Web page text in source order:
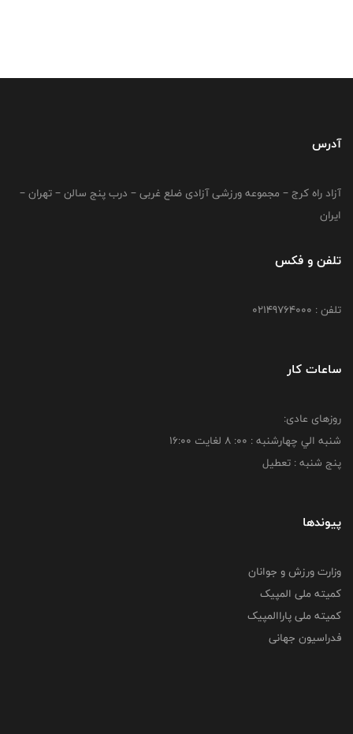
آدرس
آزاد راه کرج – مجموعه ورزشی آزادی ضلع غربی – درب پنج سالن – تهران –
ایران
تلفن و فکس
تلفن : 02149764000
ساعات کار
روزهای عادی:
شنبه الي چهارشنبه : 00: 8 لغايت 16:00
پنج شنبه : تعطیل
پیوندها
وزارت ورزش و جوانان
کمیته ملی المپیک
کمیته ملی پاراالمپیک
فدراسیون جهانی